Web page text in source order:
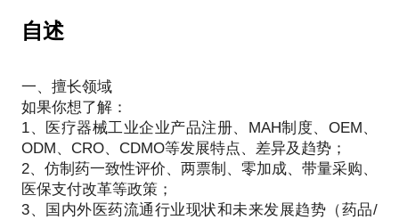
渠道?
4、对于上游供应商如何维护关系，平台批发量能有多
是哪些？销售额能有多少？批发价格大概多少？
自述
一、擅长领域
如果你想了解：
1、医疗器械工业企业产品注册、MAH制度、OEM、
ODM、CRO、CDMO等发展特点、差异及趋势；
2、仿制药一致性评价、两票制、零加成、带量采购、
医保支付改革等政策；
3、国内外医药流通行业现状和未来发展趋势（药品/